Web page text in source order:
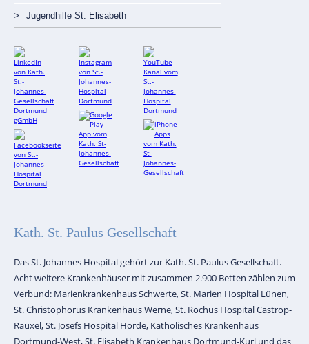
Jugendhilfe St. Elisabeth
Kath. St. Paulus Gesellschaft
Das St. Johannes Hospital gehört zur Kath. St. Paulus Gesellschaft.
Acht weitere Krankenhäuser mit zusammen 2.900 Betten zählen zum
Verbund: Marienkrankenhaus Schwerte, St. Marien Hospital Lünen,
St. Christophorus Krankenhaus Werne, St. Rochus Hospital Castrop-
Rauxel, St. Josefs Hospital Hörde, Katholisches Krankenhaus
Dortmund-West, St. Elisabeth Krankenhaus Dortmund-Kurl und das